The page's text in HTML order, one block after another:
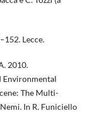
Lecce.
2010.
Environmental
The Multi-
In R. Funiciello